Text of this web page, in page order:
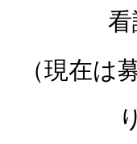
（現在